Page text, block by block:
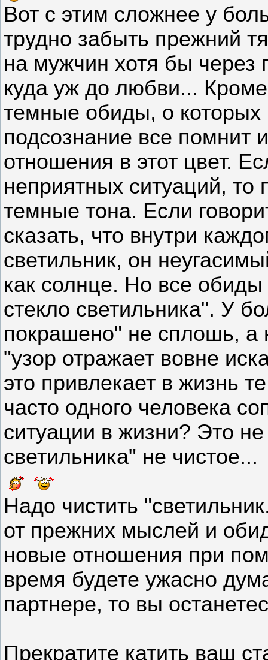
Вот с этим сложнее у
трудно забыть прежний
на мужчин хотя бы через
куда уж до любви... Кроме
темные обиды, о
подсознание все помнит
отношения в этот цвет.
неприятных ситуаций, то
темные тона. Если
сказать, что внутри
светильник, он
как солнце. Но все
стекло светильника". У
покрашено" не сплошь, а
"узор отражает вовне
это привлекает в жизнь
часто одного человека
ситуации в жизни? Это
светильника" не чистое...
Надо чистить
от прежних мыслей и
новые отношения при
время будете ужасно
партнере, то вы
Прекратите катить ваш